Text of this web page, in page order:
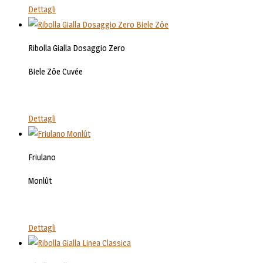
Dettagli
Ribolla Gialla Dosaggio Zero
Biele Zôe Cuvée
Dettagli
Friulano
Monlût
Dettagli